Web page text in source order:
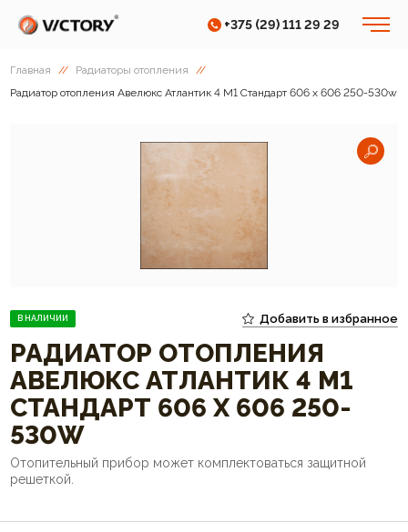
+375 (29) 111 29 29
Главная // Радиаторы отопления
//
Радиатор отопления Авелюкс Атлантик 4 М1 Cтандарт 606 х 606 250-530w
В НАЛИЧИИ
РАДИАТОР ОТОПЛЕНИЯ
АВЕЛЮКС АТЛАНТИК 4 М1
CТАНДАРТ 606 Х 606 250-
530W
Отопительный прибор может комплектоваться защитной
решеткой.
Добавить в избранное